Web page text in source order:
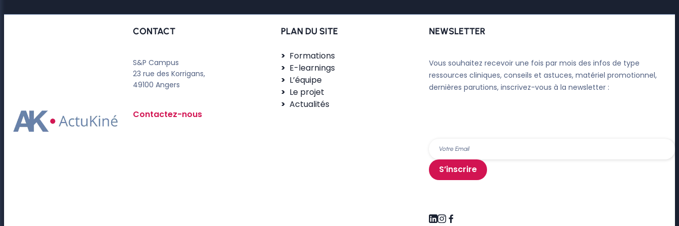
CONTACT
S&P Campus
23 rue des Korrigans,
49100 Angers
Contactez-nous
PLAN DU SITE
Formations
E-learnings
L’équipe
Le projet
Actualités
NEWSLETTER
Vous souhaitez recevoir une fois par mois des infos de type
ressources cliniques, conseils et astuces, matériel promotionnel,
dernières parutions, inscrivez-vous à la newsletter :
S’inscrire